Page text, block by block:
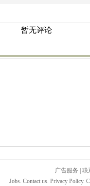
暂无评论
广告服务
联
Jobs. Contact us. Privacy Policy.